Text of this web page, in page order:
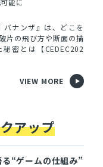
能に
バナンザ』は、どこを
片の飛び方や断面の描
密とは【CEDEC202
VIEW MORE
アップ
“ゲームの仕組み”